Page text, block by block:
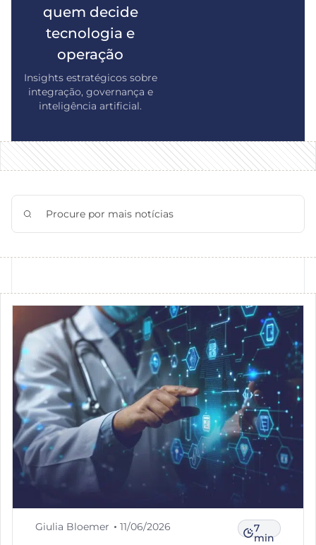
quem decide
tecnologia e
operação
Insights estratégicos sobre
integração, governança e
inteligência artificial.
Giulia Bloemer 11/06/2026 7
min